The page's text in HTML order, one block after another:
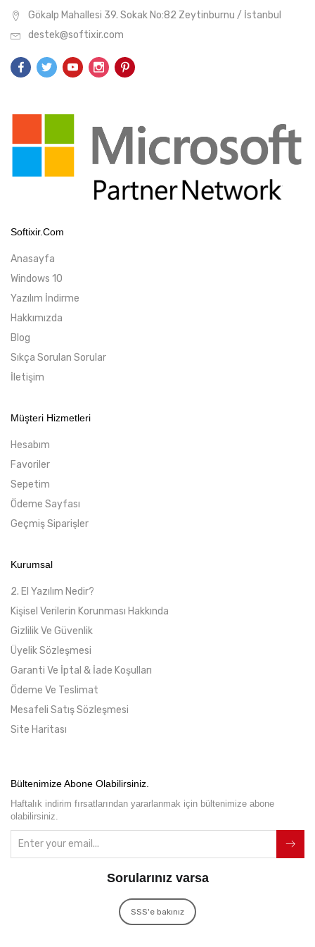
Gökalp Mahallesi 39. Sokak No:82 Zeytinburnu / İstanbul
destek@softixir.com
Softixir.com
Anasayfa
Windows 10
Yazılım İndirme
Hakkımızda
Blog
Sıkça Sorulan Sorular
İletişim
Müşteri Hizmetleri
Hesabım
Favoriler
Sepetim
Ödeme Sayfası
Geçmiş Siparişler
Kurumsal
2. El Yazılım Nedir?
Kişisel Verilerin Korunması Hakkında
Gizlilik Ve Güvenlik
Üyelik Sözleşmesi
Garanti Ve İptal & İade Koşulları
Ödeme Ve Teslimat
Mesafeli Satış Sözleşmesi
Site Haritası
Bültenimize Abone Olabilirsiniz.
Haftalık indirim fırsatlarından yararlanmak için bültenimize abone
olabilirsiniz.
Sorularınız varsa
SSS'e bakınız